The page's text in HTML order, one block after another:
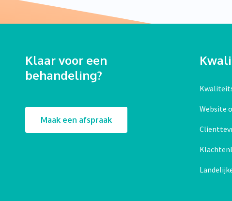
Klaar voor een
behandeling?
Maak een afspraak
Website